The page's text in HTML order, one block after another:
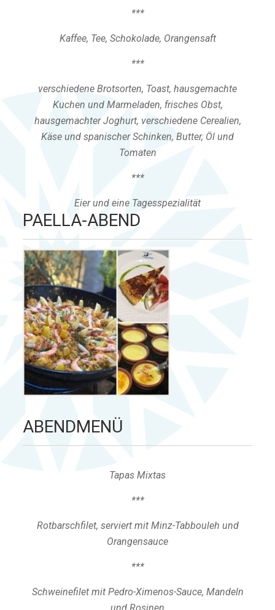
***
Kaffee, Tee, Schokolade, Orangensaft
***
verschiedene Brotsorten, Toast, hausgemachte
Kuchen und Marmeladen, frisches Obst,
hausgemachter Joghurt, verschiedene Cerealien,
Käse und spanischer Schinken, Butter, Öl und
Tomaten
***
Eier und eine Tagesspezialität
PAELLA-ABEND
ABENDMENÜ
Tapas Mixtas
***
Rotbarschfilet, serviert mit Minz-Tabbouleh und
Orangensauce
***
Schweinefilet mit Pedro-Ximenos-Sauce, Mandeln